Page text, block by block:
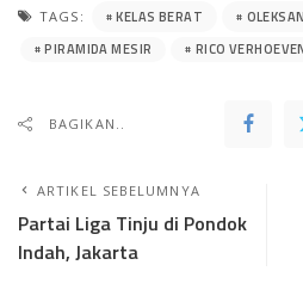
TAGS: KELAS BERAT
PIRAMIDA MESIR
RICO
BAGIKAN..
ARTIKEL SEBELUMNYA
Partai Liga Tinju di Pondok
Indah, Jakarta